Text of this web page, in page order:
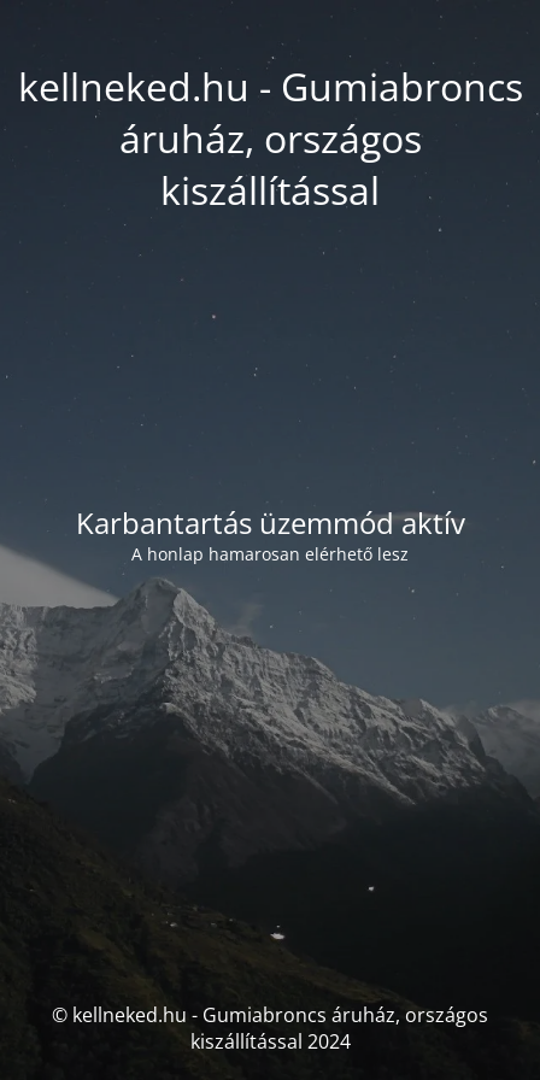
kellneked.hu - Gumiabroncs
áruház, országos
kiszállítással
Karbantartás üzemmód aktív
A honlap hamarosan elérhető lesz
© kellneked.hu - Gumiabroncs áruház, országos
kiszállítással 2024